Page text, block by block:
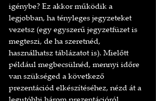
igénybe? Ez akkor működik a
legjobban, ha tényleges jegyzeteket
vezetsz (egy egyszerű jegyzetfüzet is
megteszi, de ha szeretnéd,
használhatsz táblázatot is). Mielőtt
például megbecsülnéd, mennyi időre
van szükséged a következő
prezentációd elkészítéséhez, nézd át a